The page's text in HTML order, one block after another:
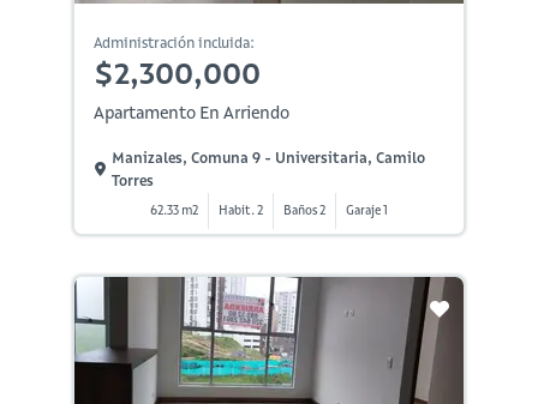
Administración incluida:
$2,300,000
Apartamento En Arriendo
Manizales, Comuna 9 - Universitaria, Camilo
Torres
62.33 m2 Habit. 2 Baños 2 Garaje 1